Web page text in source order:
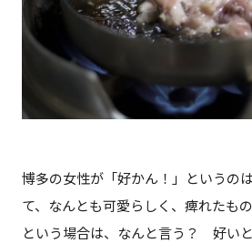
博多の女性が「好かん！」というの
て、なんとも可愛らしく、痺れたも
という場合は、なんと言う？ 好い